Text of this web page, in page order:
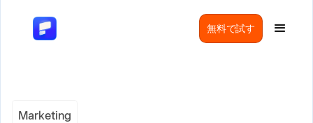
無料で試す
Marketing